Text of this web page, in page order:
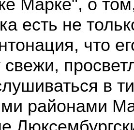
Марке", о том,
есть не
что
в
районами